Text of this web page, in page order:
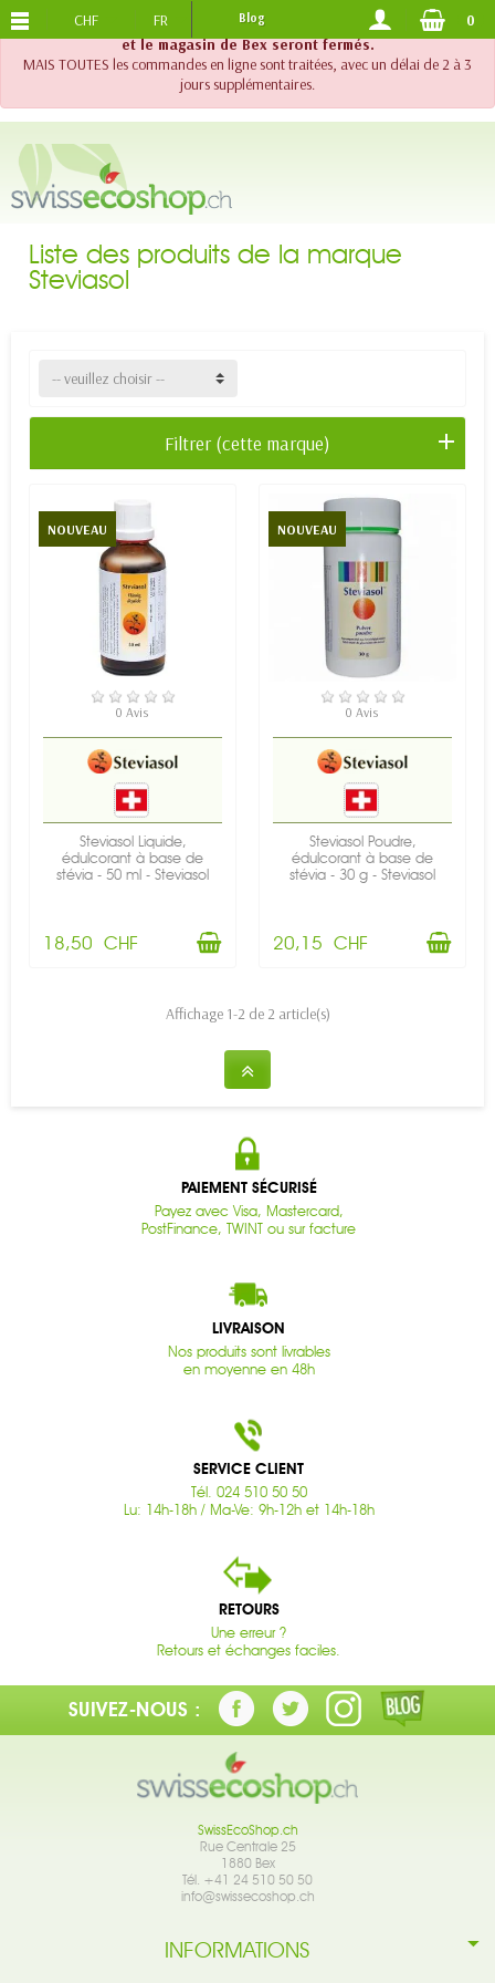
!! Important !! Jusqu'au 20 août 2026, le support téléphonique
et le magasin de Bex seront fermés.
MAIS TOUTES les commandes en ligne sont traitées, avec un délai de 2 à 3
jours supplémentaires.
PORTS OFFERTS DES 120.-
CHF FR Blog 0
Liste des produits de la marque
Steviasol
-- veuillez choisir --
Filtrer (cette marque)
NOUVEAU
EN STOCK
0 Avis
Steviasol Liquide,
édulcorant à base de
stévia - 50 ml - Steviasol
18,50 CHF
NOUVEAU
EN STOCK
0 Avis
Steviasol Poudre,
édulcorant à base de
stévia - 30 g - Steviasol
20,15 CHF
Affichage 1-2 de 2 article(s)
PAIEMENT SÉCURISÉ
Payez avec Visa, Mastercard,
PostFinance, TWINT ou sur facture
LIVRAISON
Nos produits sont livrables
en moyenne en 48h
SERVICE CLIENT
Tél. 024 510 50 50
Lu: 14h-18h / Ma-Ve: 9h-12h et 14h-18h
RETOURS
Une erreur ?
Retours et échanges faciles.
SUIVEZ-NOUS :
SwissEcoShop.ch
Rue Centrale 25
1880 Bex
Tél. +41 24 510 50 50
info@swissecoshop.ch
INFORMATIONS